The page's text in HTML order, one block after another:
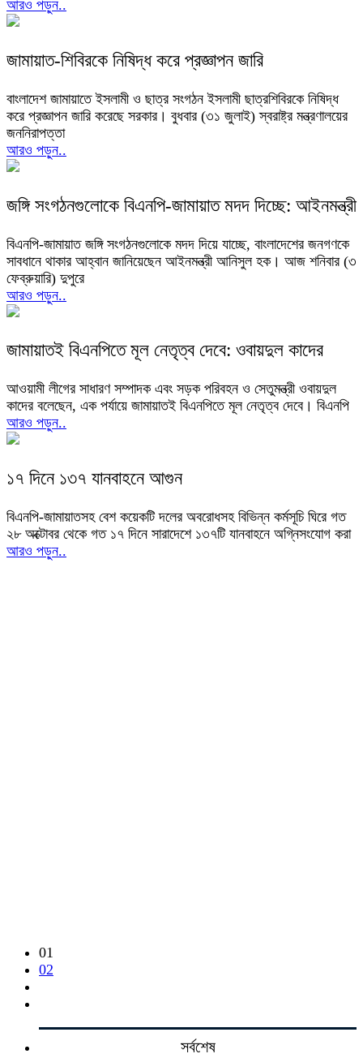
আরও পড়ুন..
জামায়াত-শিবিরকে নিষিদ্ধ করে প্রজ্ঞাপন জারি
বাংলাদেশ জামায়াতে ইসলামী ও ছাত্র সংগঠন ইসলামী ছাত্রশিবিরকে নিষিদ্ধ
করে প্রজ্ঞাপন জারি করেছে সরকার। বুধবার (৩১ জুলাই) স্বরাষ্ট্র মন্ত্রণালয়ের
জননিরাপত্তা
আরও পড়ুন..
জঙ্গি সংগঠনগুলোকে বিএনপি-জামায়াত মদদ দিচ্ছে: আইনমন্ত্রী
বিএনপি-জামায়াত জঙ্গি সংগঠনগুলোকে মদদ দিয়ে যাচ্ছে, বাংলাদেশের জনগণকে
সাবধানে থাকার আহ্বান জানিয়েছেন আইনমন্ত্রী আনিসুল হক। আজ শনিবার (৩
ফেব্রুয়ারি) দুপুরে
আরও পড়ুন..
জামায়াতই বিএনপিতে মূল নেতৃত্ব দেবে: ওবায়দুল কাদের
আওয়ামী লীগের সাধারণ সম্পাদক এবং সড়ক পরিবহন ও সেতুমন্ত্রী ওবায়দুল
কাদের বলেছেন, এক পর্যায়ে জামায়াতই বিএনপিতে মূল নেতৃত্ব দেবে। বিএনপি
আরও পড়ুন..
১৭ দিনে ১৩৭ যানবাহনে আগুন
বিএনপি-জামায়াতসহ বেশ কয়েকটি দলের অবরোধসহ বিভিন্ন কর্মসূচি ঘিরে গত
২৮ অক্টোবর থেকে গত ১৭ দিনে সারাদেশে ১৩৭টি যানবাহনে অগ্নিসংযোগ করা
আরও পড়ুন..
01
02
সর্বশেষ